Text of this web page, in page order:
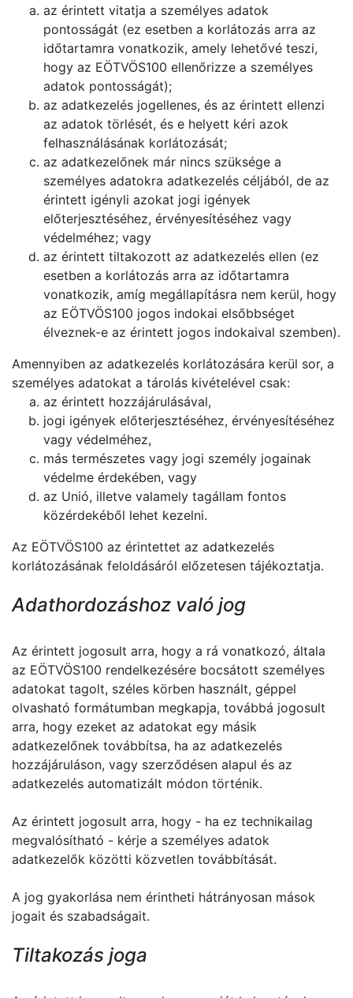
az érintett vitatja a személyes adatok
pontosságát (ez esetben a korlátozás arra az
időtartamra vonatkozik, amely lehetővé teszi,
hogy az EÖTVÖS100 ellenőrizze a személyes
adatok pontosságát);
az adatkezelés jogellenes, és az érintett ellenzi
az adatok törlését, és e helyett kéri azok
felhasználásának korlátozását;
az adatkezelőnek már nincs szüksége a
személyes adatokra adatkezelés céljából, de az
érintett igényli azokat jogi igények
előterjesztéséhez, érvényesítéséhez vagy
védelméhez; vagy
az érintett tiltakozott az adatkezelés ellen (ez
esetben a korlátozás arra az időtartamra
vonatkozik, amíg megállapításra nem kerül, hogy
az EÖTVÖS100 jogos indokai elsőbbséget
élveznek-e az érintett jogos indokaival szemben).
Amennyiben az adatkezelés korlátozására kerül sor, a
személyes adatokat a tárolás kivételével csak:
az érintett hozzájárulásával,
jogi igények előterjesztéséhez, érvényesítéséhez
vagy védelméhez,
más természetes vagy jogi személy jogainak
védelme érdekében, vagy
az Unió, illetve valamely tagállam fontos
közérdekéből lehet kezelni.
Az EÖTVÖS100 az érintettet az adatkezelés
korlátozásának feloldásáról előzetesen tájékoztatja.
Adathordozáshoz való jog
Az érintett jogosult arra, hogy a rá vonatkozó, általa
az EÖTVÖS100 rendelkezésére bocsátott személyes
adatokat tagolt, széles körben használt, géppel
olvasható formátumban megkapja, továbbá jogosult
arra, hogy ezeket az adatokat egy másik
adatkezelőnek továbbítsa, ha az adatkezelés
hozzájáruláson, vagy szerződésen alapul és az
adatkezelés automatizált módon történik.
Az érintett jogosult arra, hogy - ha ez technikailag
megvalósítható - kérje a személyes adatok
adatkezelők közötti közvetlen továbbítását.
A jog gyakorlása nem érintheti hátrányosan mások
jogait és szabadságait.
Tiltakozás joga